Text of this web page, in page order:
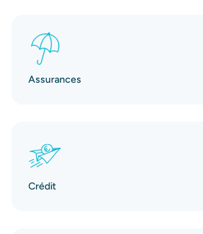
Assurances
Crédit